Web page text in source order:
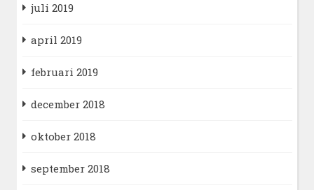
juli 2019
april 2019
februari 2019
december 2018
oktober 2018
september 2018